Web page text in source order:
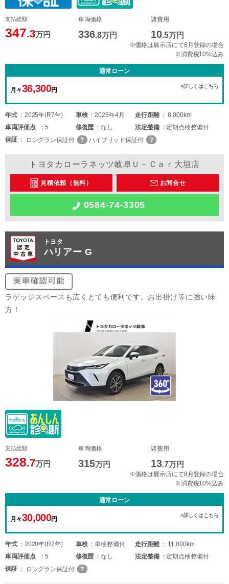
支払総額
347.3万円
車両価格
336.8万円
諸費用
10.5万円
※価格は展示店にて8月登録の場合
※消費税10%込み
通常ローン
月々36,300円
>詳しくはこちら
年式 2025年(R7年) 車検 2028年4月 走行距離
8,000km
車両評価点 5 修復歴 なし 法定整備
定期点検整備付
保証
ロングラン保証付 ハイブリッド保証付
トヨタカローラネッツ岐阜Ｕ－Ｃａｒ大垣店
見積依頼（無料） お問合せ
0584-74-3305
トヨタ
ハリアー G
ラゲッジスペースも広くとても便利です。お出掛け等に強い味
方！
支払総額
328.7万円
車両価格
315万円
諸費用
13.7万円
※価格は展示店にて8月登録の場合
※消費税10%込み
通常ローン
月々30,000円
>詳しくはこちら
年式 2020年(R2年) 車検 車検整備付 走行距離
11,000km
車両評価点 5 修復歴 なし 法定整備
定期点検整備付
保証
ロングラン保証付